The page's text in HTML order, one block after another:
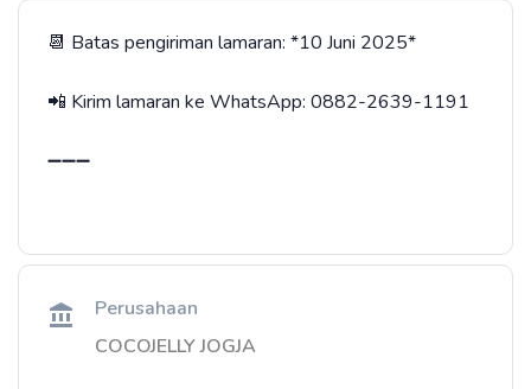
📆 Batas pengiriman lamaran: *10 Juni 2025*
📲 Kirim lamaran ke WhatsApp: 0882-2639-1191
➖️➖️➖️
Perusahaan
COCOJELLY JOGJA